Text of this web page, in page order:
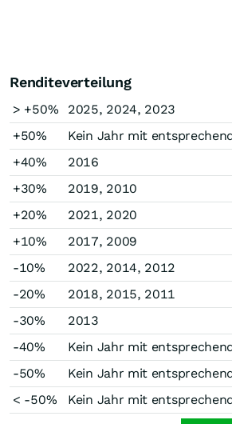
Renditeverteilung
> +50%
2025, 2024, 2023
+50%
Kein Jahr mit
+40%
2016
+30%
2019, 2010
+20%
2021, 2020
+10%
2017, 2009
-10%
2022, 2014, 2012
-20%
2018, 2015, 2011
-30%
2013
-40%
Kein Jahr mit
-50%
Kein Jahr mit
< -50%
Kein Jahr mit